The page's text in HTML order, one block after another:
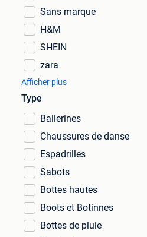
Sans marque
H&M
SHEIN
zara
Afficher plus
Type
Ballerines
Chaussures de danse
Espadrilles
Sabots
Bottes hautes
Boots et Botinnes
Bottes de pluie